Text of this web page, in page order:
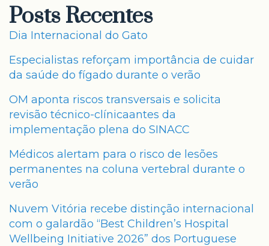
Posts Recentes
Dia Internacional do Gato
Especialistas reforçam importância de cuidar
da saúde do fígado durante o verão
OM aponta riscos transversais e solicita
revisão técnico-clínicaantes da
implementação plena do SINACC
Médicos alertam para o risco de lesões
permanentes na coluna vertebral durante o
verão
Nuvem Vitória recebe distinção internacional
com o galardão “Best Children’s Hospital
Wellbeing Initiative 2026” dos Portuguese